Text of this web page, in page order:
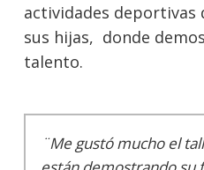
actividades
sus hijas, donde
talento.
¨Me gustó mucho el